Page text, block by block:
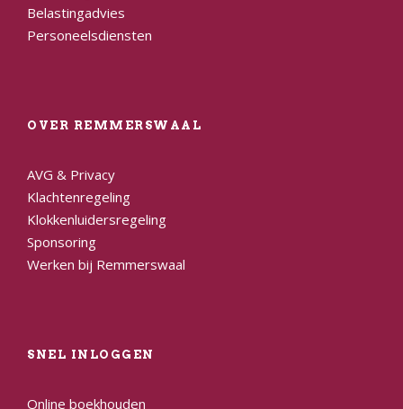
Belastingadvies
Personeelsdiensten
OVER REMMERSWAAL
AVG & Privacy
Klachtenregeling
Klokkenluidersregeling
Sponsoring
Werken bij Remmerswaal
SNEL INLOGGEN
Online boekhouden